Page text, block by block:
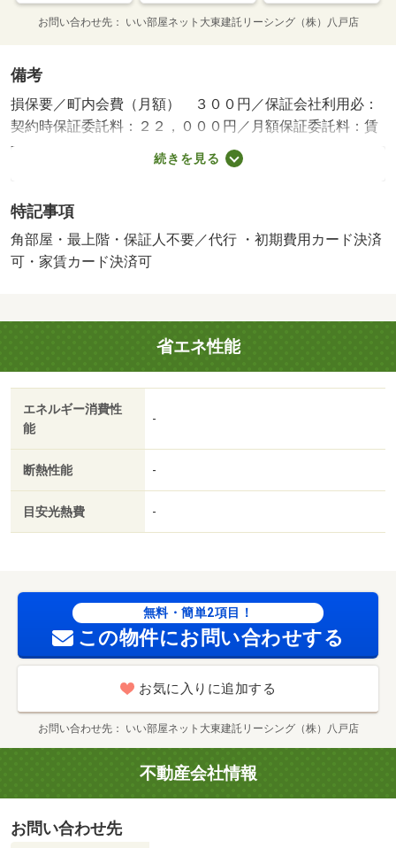
お問い合わせ先 いい部屋ネット大東建託リーシング（株）八戸店
備考
損保要／町内会費（月額） ３００円／保証会社利用必：
契約時保証委託料：２２，０００円／月額保証委託料：賃
料総額の２．２％又は５．５％／退去時クリーニング費用
￥５００００が契約時必要。貸主インボイス登録あり／更
額）１９８０円／鍵セット費３３００円／バストイレ別／
バルコニー／エアコン／フローリング／シャワー付洗面台
／ＴＶインターホン／室内洗濯置／シューズボックス／追
不要／ネット使用料不要／浄水器／プロパンガス／ＢＳ／
ＩＴ重説 対応物件／ＬＧＢＴフレンドリー／初期費用カ
ード決済可／家賃カード決済可／ユニバース盛岡南店（ス
ーパー）まで７４０ｍ／ニトリアクロスプラザ盛岡店（そ
の他）まで１０００ｍ／ファミリーマート盛岡津志田２丁
（コンビニ）まで３３０ｍ／薬王堂津志田店（ドラッグス
ンビニ）まで６１０ｍ／セブンイレブン盛岡津志田西２丁
（コンビニ）まで４８０ｍ
続きを見る
特記事項
角部屋・最上階・保証人不要／代行 ・初期費用カード決済
可・家賃カード決済可
省エネ性能
エネルギー消費性
能
-
断熱性能 -
目安光熱費 -
無料・簡単2項目！
この物件にお問い合わせする
お気に入りに追加する
お問い合わせ先 いい部屋ネット大東建託リーシング（株）八戸店
不動産会社情報
お問い合わせ先